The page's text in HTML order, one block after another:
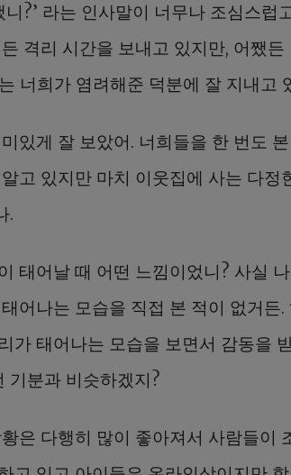
니?’ 라는 인사말이 너무나 조심스럽
격리 시간을 보내고 있지만, 어쨌든
너희가 염려해준 덕분에 잘 지내고
있게 잘 보았어. 너희들을 한 번도
고 있지만 마치 이웃집에 사는 다정
.
태어날 때 어떤 느낌이었니? 사실
어나는 모습을 직접 본 적이 없거든.
가 태어나는 모습을 보면서 감동을
기분과 비슷하겠지?
은 다행히 많이 좋아져서 사람들이